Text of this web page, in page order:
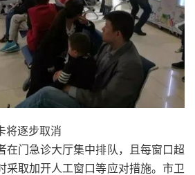
将逐步取消
在门急诊大厅集中排队，且每窗口超
采取加开人工窗口等应对措施。市卫